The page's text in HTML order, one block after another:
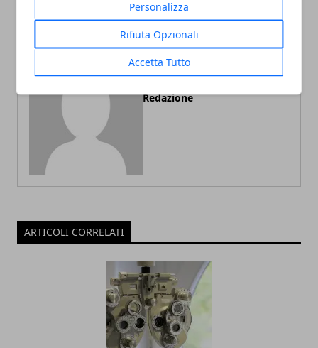
Personalizza
Rifiuta Opzionali
Accetta Tutto
Redazione
ARTICOLI CORRELATI